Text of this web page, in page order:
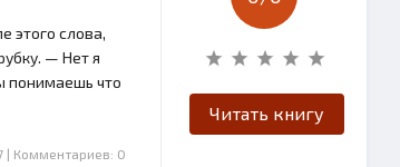
этого слова,
— Нет я
понимаешь что
| Комментариев: 0
Читать книгу